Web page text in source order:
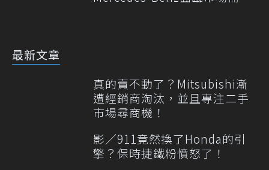
最新文章
真的賣不動了？Mitsubishi漸
遭經銷商淘汰，並且專注二手
市場尋商機！
影／911竟然換了Honda的引
擎？保時捷鐵粉憤怒了！